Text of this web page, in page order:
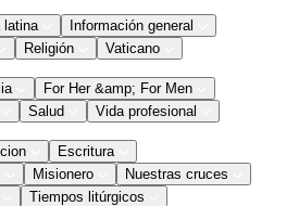
latina
Información general
Religión Vaticano
For Her &amp; For Men
Salud Vida profesional
Escritura
Misionero
Nuestras cruces
Tiempos litúrgicos